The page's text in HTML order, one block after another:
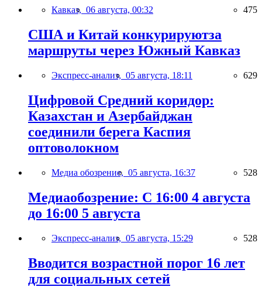
Кавказ, 06 августа, 00:32 475
США и Китай конкурируютза
маршруты через Южный Кавказ
Экспресс-анализ, 05 августа, 18:11 629
Цифровой Средний коридор:
Казахстан и Азербайджан
соединили берега Каспия
оптоволокном
Медиа обозрение, 05 августа, 16:37 528
Медиаобозрение: С 16:00 4 августа
до 16:00 5 августа
Экспресс-анализ, 05 августа, 15:29 528
Вводится возрастной порог 16 лет
для социальных сетей